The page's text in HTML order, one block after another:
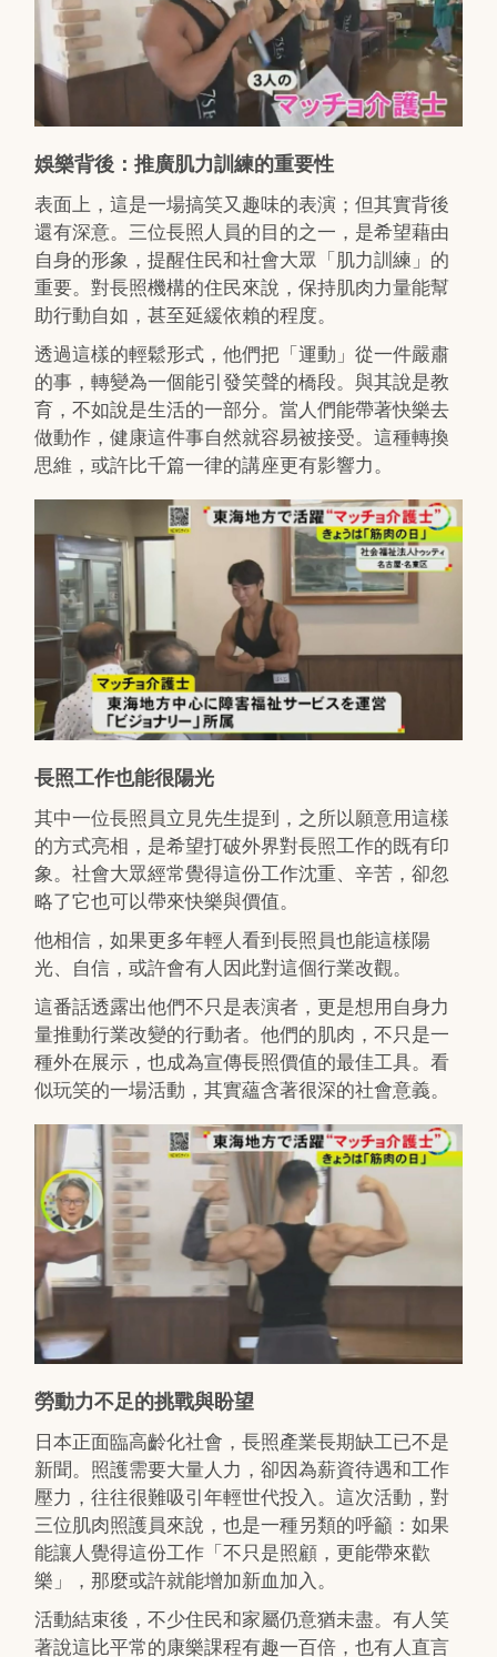
娛樂背後：推廣肌力訓練的重要性
表面上，這是一場搞笑又趣味的表演；但其實背後
還有深意。三位長照人員的目的之一，是希望藉由
自身的形象，提醒住民和社會大眾「肌力訓練」的
重要。對長照機構的住民來說，保持肌肉力量能幫
助行動自如，甚至延緩依賴的程度。
透過這樣的輕鬆形式，他們把「運動」從一件嚴肅
的事，轉變為一個能引發笑聲的橋段。與其說是教
育，不如說是生活的一部分。當人們能帶著快樂去
做動作，健康這件事自然就容易被接受。這種轉換
思維，或許比千篇一律的講座更有影響力。
長照工作也能很陽光
其中一位長照員立見先生提到，之所以願意用這樣
的方式亮相，是希望打破外界對長照工作的既有印
象。社會大眾經常覺得這份工作沈重、辛苦，卻忽
略了它也可以帶來快樂與價值。
他相信，如果更多年輕人看到長照員也能這樣陽
光、自信，或許會有人因此對這個行業改觀。
這番話透露出他們不只是表演者，更是想用自身力
量推動行業改變的行動者。他們的肌肉，不只是一
種外在展示，也成為宣傳長照價值的最佳工具。看
似玩笑的一場活動，其實蘊含著很深的社會意義。
勞動力不足的挑戰與盼望
日本正面臨高齡化社會，長照產業長期缺工已不是
新聞。照護需要大量人力，卻因為薪資待遇和工作
壓力，往往很難吸引年輕世代投入。這次活動，對
三位肌肉照護員來說，也是一種另類的呼籲：如果
能讓人覺得這份工作「不只是照顧，更能帶來歡
樂」，那麼或許就能增加新血加入。
活動結束後，不少住民和家屬仍意猶未盡。有人笑
著說這比平常的康樂課程有趣一百倍，也有人直言